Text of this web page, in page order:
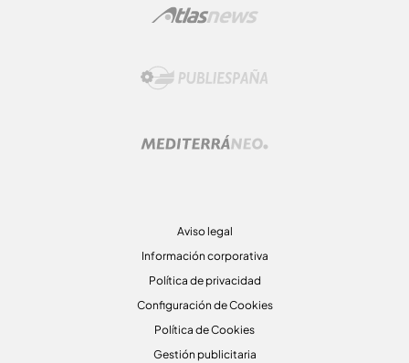
Aviso legal
Información corporativa
Política de privacidad
Configuración de Cookies
Política de Cookies
Gestión publicitaria